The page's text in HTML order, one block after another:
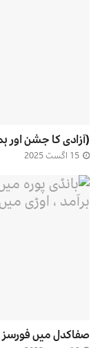
(آزادی کا جشن اور
صفاکدل میں فورسز